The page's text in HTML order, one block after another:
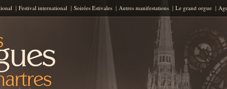
Festival international Soirées Estivales Autres manifestations Le grand orgue